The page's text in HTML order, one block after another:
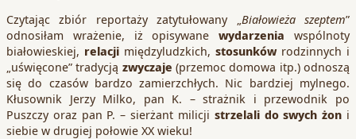
Czytając zbiór reportaży zatytułowany „ Białowieża szeptem”
odnosiłam wrażenie, iż opisywanewydarzeniawspólnoty
białowieskiej, relacji międzyludzkich, stosunków rodzinnych i
„uświęcone” tradycją zwyczaje(przemoc domowa itp.) odnoszą
się do czasów bardzo zamierzchłych. Nic bardziej mylnego.
Kłusownik Jerzy Milko, pan K. – strażnik i przewodnik po
Puszczy oraz pan P. – sierżant milicji strzelali do swych żon i
siebie w drugiej połowie XX wieku!